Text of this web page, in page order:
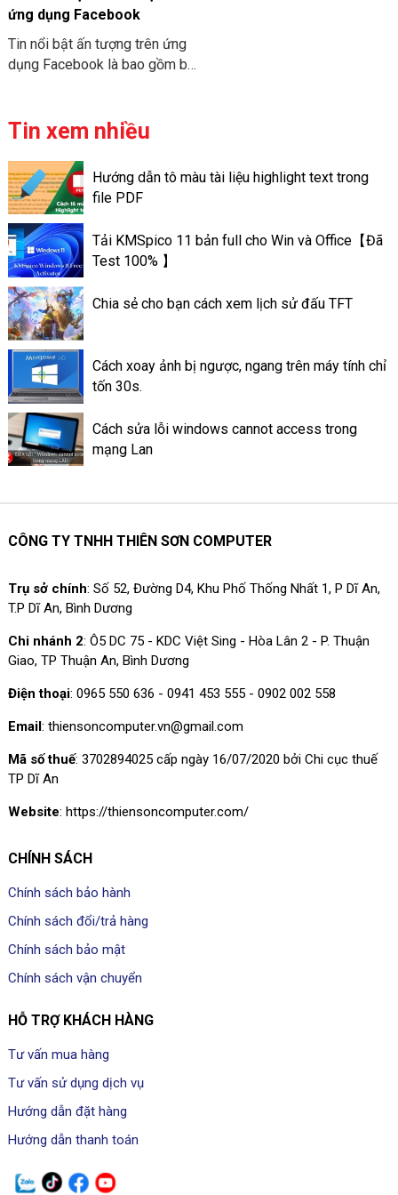
SƠN COMPUTER tham khảo
cách dùng Pictory AI làm
video đa nền tảng nhé!
ứng dụng Facebook
Tin nổi bật ấn tượng trên ứng
dụng Facebook là bao gồm bộ
động lưu trữ ngay cả ở trên
với ứng dụng Story Facebook
là chỉ có lưu giữ trong thời
gian nhất định nào đó. Chỉ là
trong vòng 24h. Các tin nổi bật
ấn tượng trên Facebook lại có
thể lưu trữ lâu dài, đến lúc bạn
xóa đi. Cách làm Thao tác tạo
tin nổi bật trên ứng dụng
Facebook là làm như thế nào?
Tin xem nhiều
Hướng dẫn tô màu tài liệu highlight text trong
file PDF
Tải KMSpico 11 bản full cho Win và Office【Đã
Test 100% 】
Chia sẻ cho bạn cách xem lịch sử đấu TFT
Cách xoay ảnh bị ngược, ngang trên máy tính chỉ
tốn 30s.
Cách sửa lỗi windows cannot access trong
mạng Lan
CÔNG TY TNHH THIÊN SƠN COMPUTER
Trụ sở chính: Số 52, Đường D4, Khu Phố Thống Nhất 1, P Dĩ An,
T.P Dĩ An, Bình Dương
Chi nhánh 2: Ô5 DC 75 - KDC Việt Sing - Hòa Lân 2 - P. Thuận
Giao, TP Thuận An, Bình Dương
Điện thoại: 0965 550 636 - 0941 453 555 - 0902 002 558
Email: thiensoncomputer.vn@gmail.com
Mã số thuế: 3702894025 cấp ngày 16/07/2020 bởi Chi cục thuế
TP Dĩ An
Website: https://thiensoncomputer.com/
CHÍNH SÁCH
Chính sách bảo hành
Chính sách đổi/trả hàng
Chính sách bảo mật
Chính sách vận chuyển
HỖ TRỢ KHÁCH HÀNG
Tư vấn mua hàng
Tư vấn sử dụng dịch vụ
Hướng dẫn đặt hàng
Hướng dẫn thanh toán